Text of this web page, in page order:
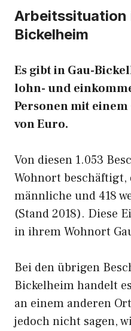
Arbeitssituation
Bickelheim
Es gibt in Gau-
lohn- und
Personen mit
von Euro.
Von diesen 1.053
Wohnort beschäftigt,
männliche und 418
(Stand 2018). Diese
in ihrem Wohnort
Bei den übrigen
Bickelheim handelt
an einem anderen
jedoch nicht sagen,